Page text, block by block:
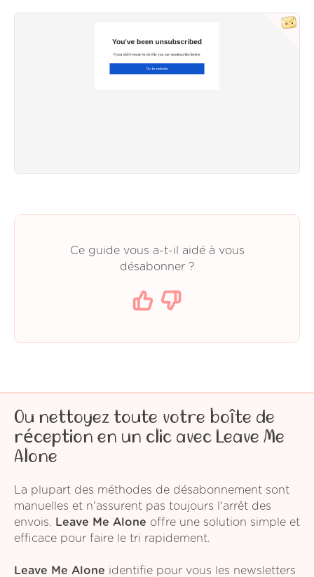
Ce guide vous a-t-il aidé à vous
désabonner ?
Ou nettoyez toute votre boîte de
réception en un clic avec Leave Me
Alone
La plupart des méthodes de désabonnement sont
manuelles et n'assurent pas toujours l'arrêt des
envois.
Leave Me Alone offre une solution simple et
efficace pour faire le tri rapidement.
Leave Me Alone identifie pour vous les newsletters